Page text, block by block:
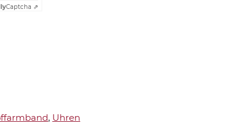
Captcha ⇗
, Uhren